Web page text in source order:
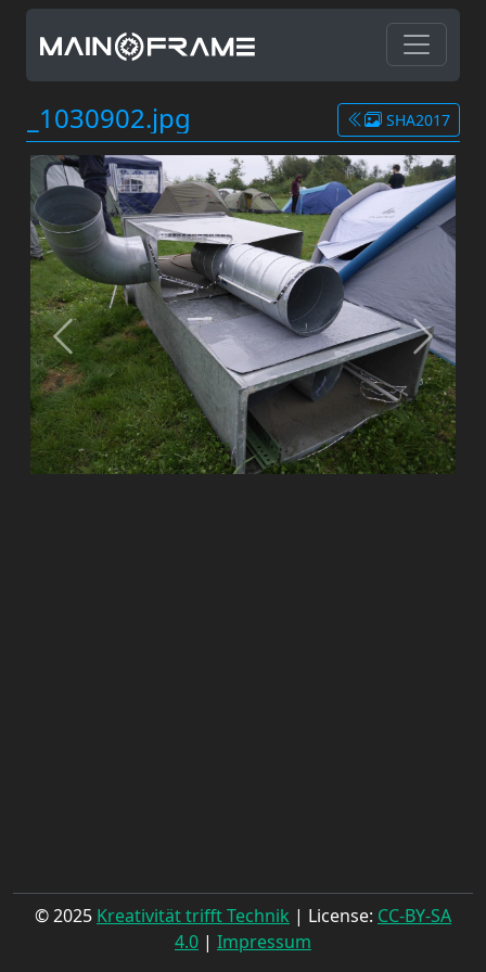
_1030902.jpg SHA2017
© 2025 Kreativität trifft Technik | License: CC-BY-SA
4.0 | Impressum